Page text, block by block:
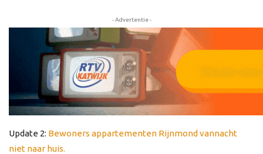
- Advertentie -
Update 2: Bewoners appartementen Rijnmond vannacht
niet naar huis.